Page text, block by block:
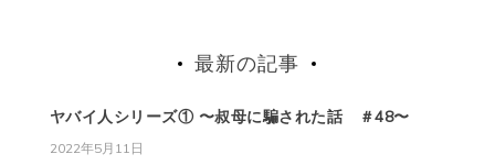
最新の記事
ヤバイ人シリーズ① 〜叔母に騙された話 ＃48〜
2022年5月11日